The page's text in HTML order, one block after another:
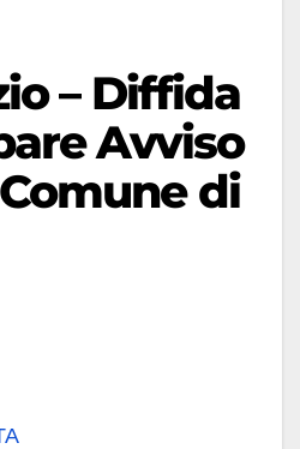
– Diffida
Avviso
di